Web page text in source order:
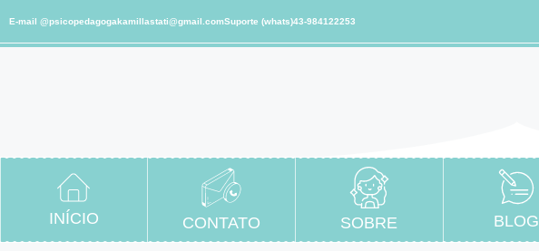
E-mail @psicopedagogakamillastati@gmail.comSuporte (whats)43-984122253
INÍCIO CONTATO SOBRE BLOG